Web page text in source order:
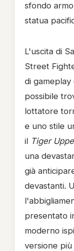
sfondo
statua
L'uscita di
Street
di
possibile
lottatore
e uno stile
il Tiger
una
già
devastanti.
presentato
moderno
versione più